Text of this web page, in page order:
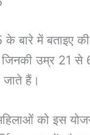
में बताइए की
उम्र 21 से
हैं।
को इस